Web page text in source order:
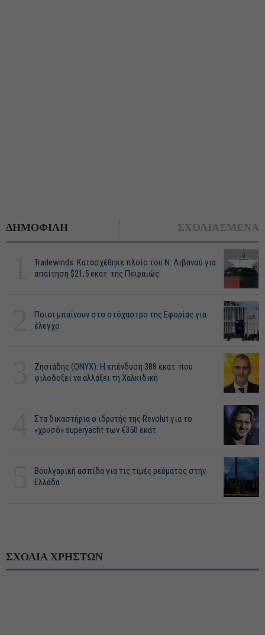
ΔΗΜΟΦΙΛΗ ΣΧΟΛΙΑΣΜΕΝΑ
Tradewinds: Κατασχέθηκε πλοίο του Ν. Λιβανού για
απαίτηση $21,5 εκατ. της Πειραιώς
Ποιοι μπαίνουν στο στόχαστρο της Εφορίας για
έλεγχο
Ζησιάδης (ONYX): Η επένδυση 388 εκατ. που
φιλοδοξεί να αλλάξει τη Χαλκιδική
Στα δικαστήρια ο ιδρυτής της Revolut για το
«χρυσό» superyacht των €350 εκατ.
Βουλγαρική ασπίδα για τις τιμές ρεύματος στην
Ελλάδα
ΣΧΟΛΙΑ ΧΡΗΣΤΩΝ